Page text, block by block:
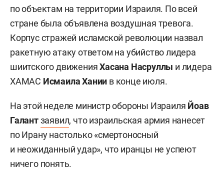
по объектам на территории Израиля. По всей
стране была объявлена воздушная тревога.
Корпус стражей исламской революции назвал
ракетную атаку ответом на убийство лидера
шиитского движенияХасана Насруллы и лидера
ХАМАС Исмаила Хании в конце июля.
На этой неделе министр обороны Израиля Йоав
Галантзаявил, что израильская армия нанесет
по Ирану настолько «смертоносный
и неожиданный удар», что иранцы не успеют
ничего понять.